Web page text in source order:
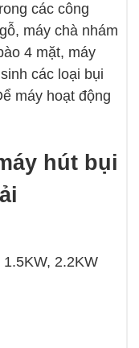
các công
máy chà nhám
4 mặt, máy
các loại bụi
máy hoạt động
hút bụi
2.2KW